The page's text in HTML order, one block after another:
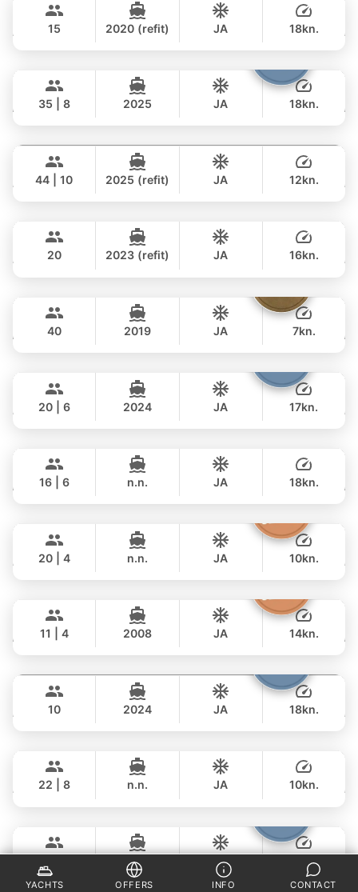
฿ 35,300
SEA RAY 45FT
GANZTAGS
฿ 62,100
15 2020 (refit) JA 18kn.
LEOPARD 53FT
GANZTAGS
฿ 128,300
35 | 8 2025 JA 18kn.
WESTPORT YACHTS 130FT
GANZTAGS
฿ 604,600
44 | 10 2025 (refit) JA 12kn.
AZIMUT 50FT
GANZTAGS
฿ 105,900
20 2023 (refit) JA 16kn.
FLOEHT YACHTS 48FT
GANZTAGS
฿ 47,100
40 2019 JA 7kn.
LEOPARD 40FT
GANZTAGS
฿ 109,500
20 | 6 2024 JA 17kn.
RIVA YACHTS 70FT
GANZTAGS
฿ 153,000
16 | 6 n.n. JA 18kn.
GRAND BANKS 54FT
GANZTAGS
฿ 61,200
20 | 4 n.n. JA 10kn.
AZIMUT 50FT
GANZTAGS
฿ 78,900
11 | 4 2008 JA 14kn.
FOUNTAINE PAJOT 40FT
GANZTAGS
฿ 95,200
10 2024 JA 18kn.
BILGIN 98FT
GANZTAGS
฿ 342,400
22 | 8 n.n. JA 10kn.
STEALTH - ASIA CATAMARANS 45FT
GANZTAGS
2024 JA 25kn.
Saychai
YACHTS OFFERS INFO CONTACT